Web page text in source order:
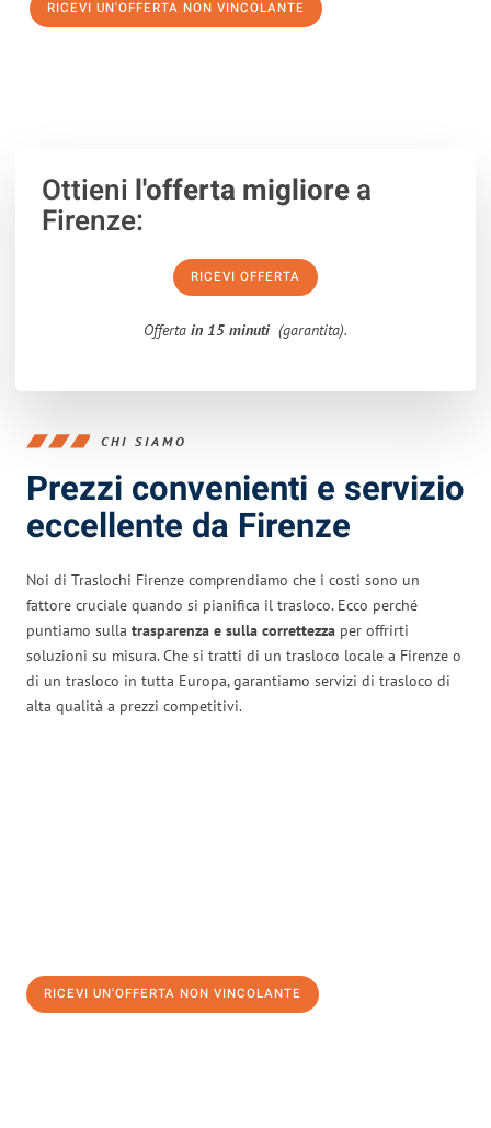
RICEVI UN'OFFERTA NON VINCOLANTE
Ottieni l'offerta migliorea
Firenze:
RICEVI OFFERTA
Offerta in 15 minuti (garantita).
CHI SIAMO
Prezzi convenienti e servizio
eccellente da Firenze
Noi di Traslochi Firenze comprendiamo che i costi sono un
fattore cruciale quando si pianifica il trasloco. Ecco perché
puntiamo sulla trasparenza e sulla correttezza per offrirti
soluzioni su misura. Che si tratti di un trasloco locale a Firenze o
di un trasloco in tutta Europa, garantiamo servizi di trasloco di
alta qualità a prezzi competitivi.
RICEVI UN'OFFERTA NON VINCOLANTE